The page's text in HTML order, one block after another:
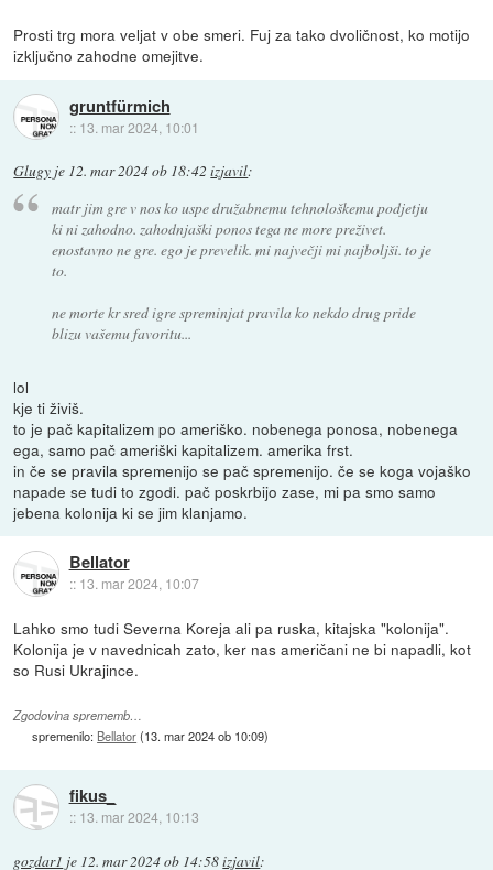
Prosti trg mora veljat v obe smeri. Fuj za tako dvoličnost, ko motijo
izključno zahodne omejitve.
gruntfürmich
:: 13. mar 2024, 10:01
Glugy je 12. mar 2024 ob 18:42 izjavil:
matr jim gre v nos ko uspe družabnemu tehnološkemu podjetju
ki ni zahodno. zahodnjaški ponos tega ne more preživet.
enostavno ne gre. ego je prevelik. mi največji mi najboljši. to je
to.
ne morte kr sred igre spreminjat pravila ko nekdo drug pride
blizu vašemu favoritu...
lol
kje ti živiš.
to je pač kapitalizem po ameriško. nobenega ponosa, nobenega
ega, samo pač ameriški kapitalizem. amerika frst.
in če se pravila spremenijo se pač spremenijo. če se koga vojaško
napade se tudi to zgodi. pač poskrbijo zase, mi pa smo samo
jebena kolonija ki se jim klanjamo.
Bellator
:: 13. mar 2024, 10:07
Lahko smo tudi Severna Koreja ali pa ruska, kitajska "kolonija".
Kolonija je v navednicah zato, ker nas američani ne bi napadli, kot
so Rusi Ukrajince.
Zgodovina sprememb…
spremenilo: Bellator(13. mar 2024 ob 10:09)
fikus_
:: 13. mar 2024, 10:13
gozdar1 je 12. mar 2024 ob 14:58izjavil: